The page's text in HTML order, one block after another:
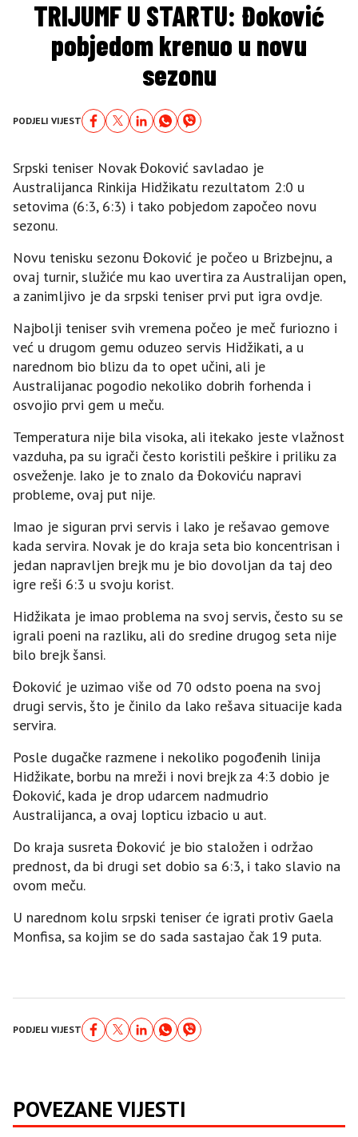
TRIJUMF U STARTU: Đoković
pobjedom krenuo u novu
sezonu
PODJELI VIJEST
Srpski teniser Novak Đoković savladao je
Australijanca Rinkija Hidžikatu rezultatom 2:0 u
setovima (6:3, 6:3) i tako pobjedom započeo novu
sezonu.
Novu tenisku sezonu Đoković je počeo u Brizbejnu, a
ovaj turnir, služiće mu kao uvertira za Australijan open,
a zanimljivo je da srpski teniser prvi put igra ovdje.
Najbolji teniser svih vremena počeo je meč furiozno i
već u drugom gemu oduzeo servis Hidžikati, a u
narednom bio blizu da to opet učini, ali je
Australijanac pogodio nekoliko dobrih forhenda i
osvojio prvi gem u meču.
Temperatura nije bila visoka, ali itekako jeste vlažnost
vazduha, pa su igrači često koristili peškire i priliku za
osveženje. Iako je to znalo da Đokoviću napravi
probleme, ovaj put nije.
Imao je siguran prvi servis i lako je rešavao gemove
kada servira. Novak je do kraja seta bio koncentrisan i
jedan napravljen brejk mu je bio dovoljan da taj deo
igre reši 6:3 u svoju korist.
Hidžikata je imao problema na svoj servis, često su se
igrali poeni na razliku, ali do sredine drugog seta nije
bilo brejk šansi.
Đoković je uzimao više od 70 odsto poena na svoj
drugi servis, što je činilo da lako rešava situacije kada
servira.
Posle dugačke razmene i nekoliko pogođenih linija
Hidžikate, borbu na mreži i novi brejk za 4:3 dobio je
Đoković, kada je drop udarcem nadmudrio
Australijanca, a ovaj lopticu izbacio u aut.
Do kraja susreta Đoković je bio staložen i održao
prednost, da bi drugi set dobio sa 6:3, i tako slavio na
ovom meču.
U narednom kolu srpski teniser će igrati protiv Gaela
Monfisa, sa kojim se do sada sastajao čak 19 puta.
PODJELI VIJEST
POVEZANE VIJESTI